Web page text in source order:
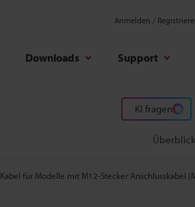
Anmelden /
Downloads Support
KI fragen
Überblick
Kabel für Modelle mit M12-Stecker Anschlusskabel